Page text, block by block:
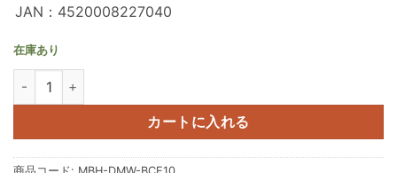
JAN：4520008227040
在庫あり
Panasonic DMW-BCE10 互換バッテリー MBH-DMW-BCE10 個
カートに入れる